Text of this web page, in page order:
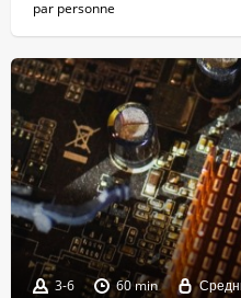
par personne
3-6 60 min